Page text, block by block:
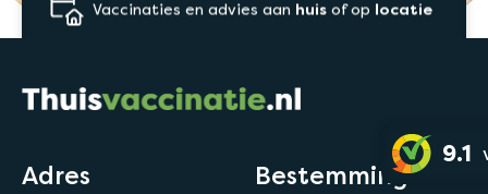
Vaccinaties en advies aan huis of op locatie
9.1
Adres
Bestemmingen